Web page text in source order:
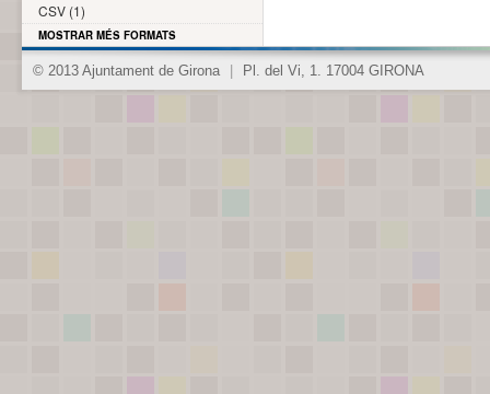
CSV (1)
MOSTRAR MÉS FORMATS
© 2013 Ajuntament de Girona Pl. del Vi, 1. 17004 GIRONA